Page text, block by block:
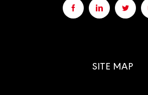
SITE MAP